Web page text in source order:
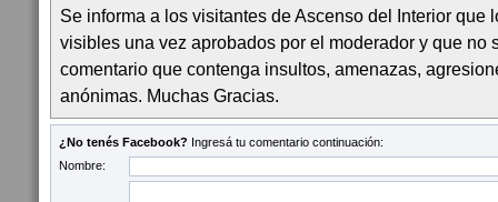
Se informa a los visitantes de Ascenso del Interior que
visibles una vez aprobados por el moderador y que no
comentario que contenga insultos, amenazas,
anónimas. Muchas Gracias.
¿No tenés Facebook? Ingresá tu comentario continuación:
Nombre: